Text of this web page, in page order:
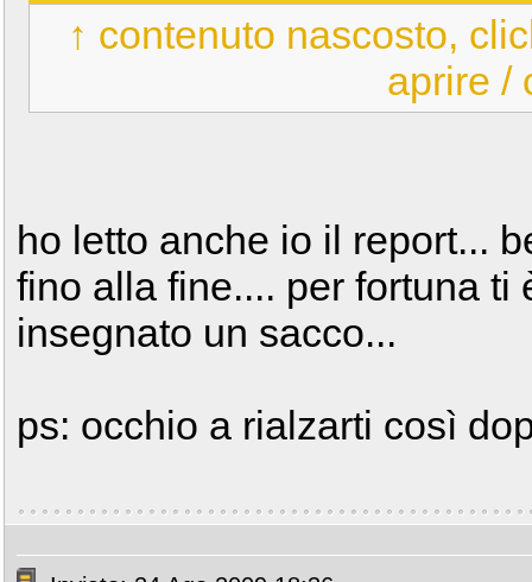
↑ contenuto nascosto,
aprire /
ho letto anche io il report...
fino alla fine.... per fortuna ti
insegnato un sacco...
ps: occhio a rialzarti così